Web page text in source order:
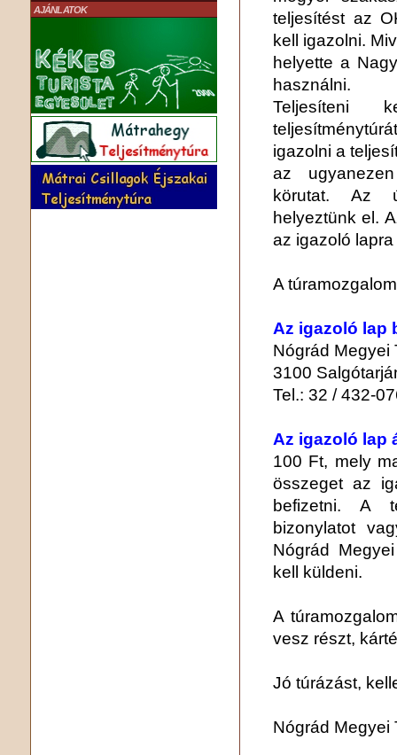
AJÁNLATOK
teljesítést az
kell igazolni.
helyette a
használni.
Teljesíteni
igazolni a
az
körutat. Az
helyeztünk el.
az igazoló
A
Az igazoló lap
Nógrád Megyei
3100
Tel.: 32 / 432-
Az igazoló lap
100 Ft, mely
összeget az
befizetni. A
bizonylatot
Nógrád
kell küldeni.
A
vesz részt,
Jó túrázást,
Nógrád Megyei